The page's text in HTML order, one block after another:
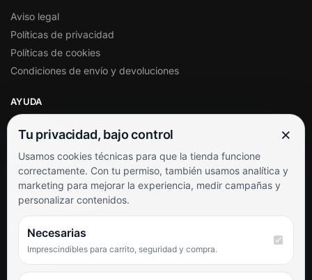
Aviso legal
Políticas de privacidad
Políticas de cookies
Condiciones de envío y devoluciones
AYUDA
Soporte al cliente
Contacto
Términos y condiciones
Preguntas frecuentes
SÍGUENOS
Facebook
Tu privacidad, bajo control ×
Usamos cookies técnicas para que la tienda funcione
correctamente. Con tu permiso, también usamos analítica y
marketing para mejorar la experiencia, medir campañas y
personalizar contenidos.
Necesarias
Imprescindibles para carrito, seguridad y compra.